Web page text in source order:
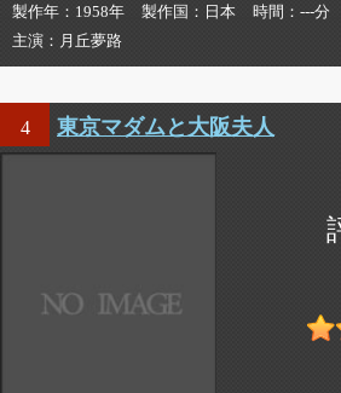
製作年 1958年 製作国 日本 時間 ---分
主演
月丘夢路
4 東京マダムと大阪夫人